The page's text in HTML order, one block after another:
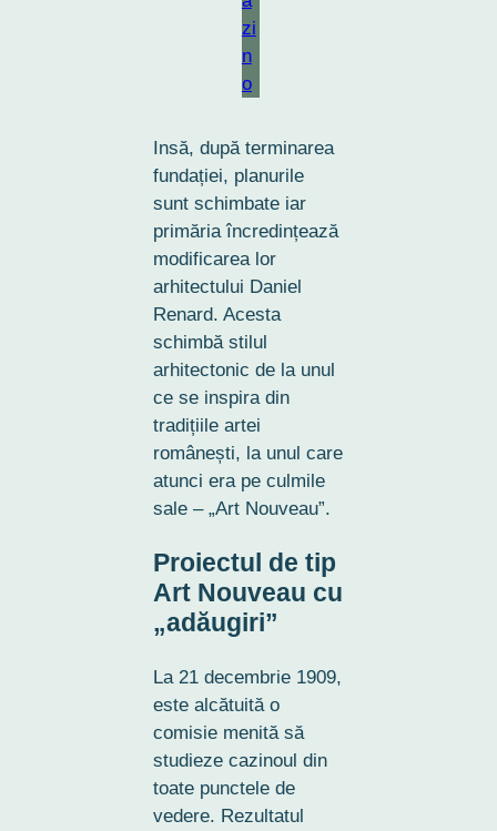
Insă, după terminarea
fundației, planurile
sunt schimbate iar
primăria încredințează
modificarea lor
arhitectului Daniel
Renard. Acesta
schimbă stilul
arhitectonic de la unul
ce se inspira din
tradițiile artei
românești, la unul care
atunci era pe culmile
sale – „Art Nouveau”.
Proiectul de tip
Art Nouveau cu
„adăugiri”
La 21 decembrie 1909,
este alcătuită o
comisie menită să
studieze cazinoul din
toate punctele de
vedere. Rezultatul